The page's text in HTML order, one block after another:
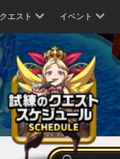
クエスト イベント